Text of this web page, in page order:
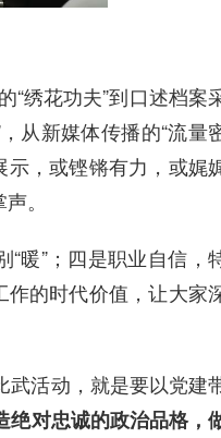
绣花功夫”到口述档案
从新媒体传播的“流量
示，或铿锵有力，或娓
。
“暖”；四是职业自信，
作的时代价值，让大家
武活动，就是要以党建
绝对忠诚的政治品格，